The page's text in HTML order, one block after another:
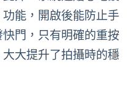
能，開啟後能防止手
門，只有明確的重按
大提升了拍攝時的穩